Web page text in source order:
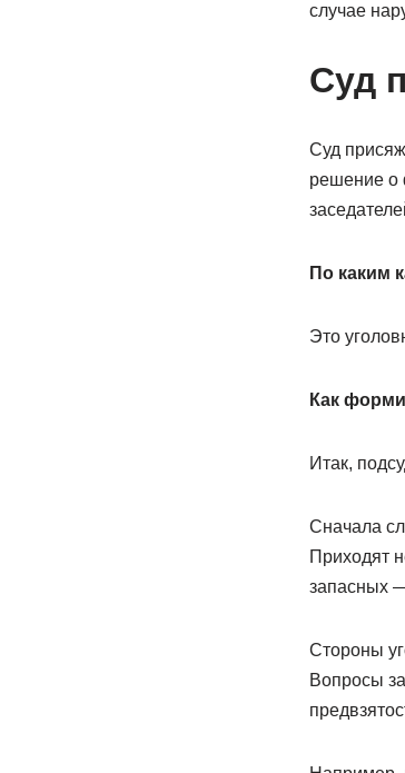
случае
Суд
Суд
решение о
По каким
Это
Как
Итак,
Сначала
Приходят
запасных
Стороны
Вопросы